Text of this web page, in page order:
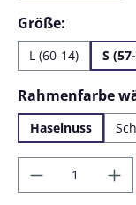
Größe:
L (60-14) S
Rahmenfarbe
Haselnuss
Produkt